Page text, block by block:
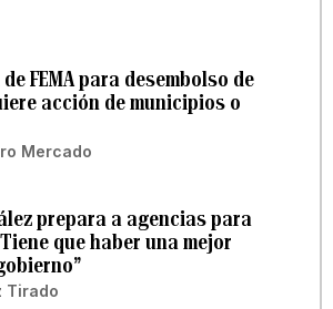
FEMA para desembolso de
acción de municipios o
Mercado
prepara a agencias para
que haber una mejor
Tirado